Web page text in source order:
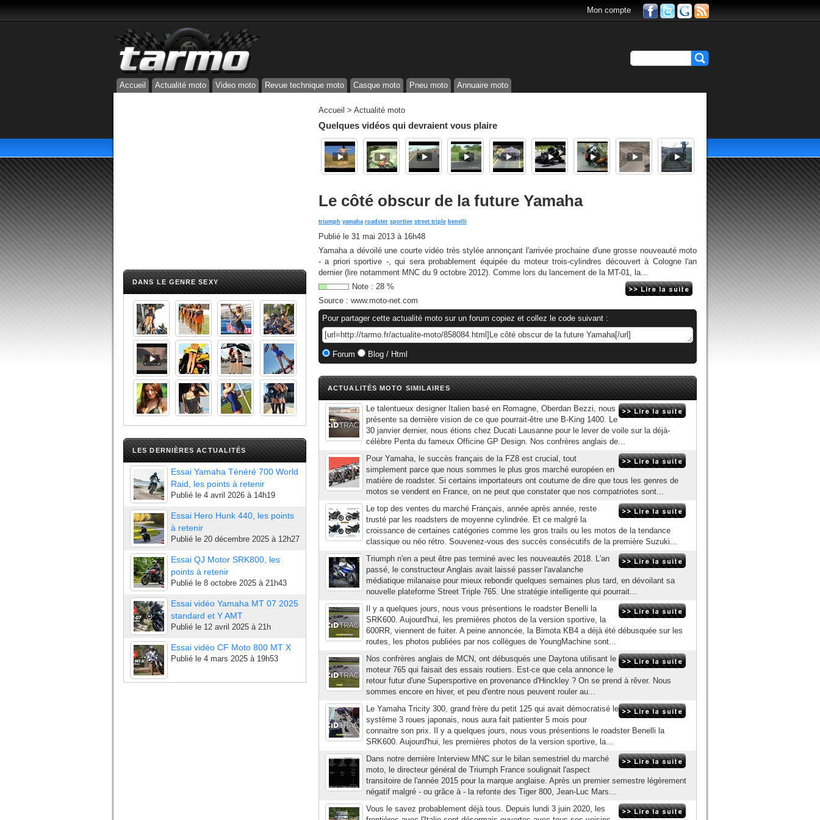
Mon compte
Accueil Actualité moto Video moto Revue technique moto Casque moto Pneu moto Annuaire moto
DANS LE GENRE SEXY
LES DERNIÈRES ACTUALITÉS
Essai Yamaha Ténéré 700 World
Raid, les points à retenir
Publié le 4 avril 2026 à 14h19
Essai Hero Hunk 440, les points
à retenir
Publié le 20 décembre 2025 à 12h27
Essai QJ Motor SRK800, les
points à retenir
Publié le 8 octobre 2025 à 21h43
Essai vidéo Yamaha MT 07 2025
standard et Y AMT
Publié le 12 avril 2025 à 21h
Essai vidéo CF Moto 800 MT X
Publié le 4 mars 2025 à 19h53
Accueil > Actualité moto
Quelques vidéos qui devraient vous plaire
Le côté obscur de la future Yamaha
triumph yamaha roadster sportive street triple benelli
Publié le 31 mai 2013 à 16h48
Yamaha a dévoilé une courte vidéo très stylée annonçant l'arrivée prochaine d'une grosse nouveauté moto
- a priori sportive -, qui sera probablement équipée du moteur trois-cylindres découvert à Cologne l'an
dernier (lire notamment MNC du 9 octobre 2012). Comme lors du lancement de la MT-01, la...
Note : 28 %
Source : www.moto-net.com
Pour partager cette actualité moto sur un forum copiez et collez le code suivant :
Forum Blog / Html
ACTUALITÉS MOTO SIMILAIRES
Le talentueux designer Italien basé en Romagne, Oberdan Bezzi, nous
présente sa dernière vision de ce que pourrait-être une B-King 1400. Le
30 janvier dernier, nous étions chez Ducati Lausanne pour le lever de voile sur la déjà-
célèbre Penta du fameux Officine GP Design. Nos confrères anglais de...
Pour Yamaha, le succès français de la FZ8 est crucial, tout
simplement parce que nous sommes le plus gros marché européen en
matière de roadster. Si certains importateurs ont coutume de dire que tous les genres de
motos se vendent en France, on ne peut que constater que nos compatriotes sont...
Le top des ventes du marché Français, année après année, reste
trusté par les roadsters de moyenne cylindrée. Et ce malgré la
croissance de certaines catégories comme les gros trails ou les motos de la tendance
classique ou néo rétro. Souvenez-vous des succès consécutifs de la première Suzuki...
Triumph n'en a peut être pas terminé avec les nouveautés 2018. L'an
passé, le constructeur Anglais avait laissé passer l'avalanche
médiatique milanaise pour mieux rebondir quelques semaines plus tard, en dévoilant sa
nouvelle plateforme Street Triple 765. Une stratégie intelligente qui pourrait...
Il y a quelques jours, nous vous présentions le roadster Benelli la
SRK600. Aujourd'hui, les premières photos de la version sportive, la
600RR, viennent de fuiter. A peine annoncée, la Bimota KB4 a déjà été débusquée sur les
routes, les photos publiées par nos collègues de YoungMachine sont...
Nos confrères anglais de MCN, ont débusqués une Daytona utilisant le
moteur 765 qui faisait des essais routiers. Est-ce que cela annonce le
retour futur d'une Supersportive en provenance d'Hinckley ? On se prend à rêver. Nous
sommes encore en hiver, et peu d'entre nous peuvent rouler au...
Le Yamaha Tricity 300, grand frère du petit 125 qui avait démocratisé le
système 3 roues japonais, nous aura fait patienter 5 mois pour
connaitre son prix. Il y a quelques jours, nous vous présentions le roadster Benelli la
SRK600. Aujourd'hui, les premières photos de la version sportive, la...
Dans notre dernière Interview MNC sur le bilan semestriel du marché
moto, le directeur général de Triumph France soulignait l'aspect
transitoire de l'année 2015 pour la marque anglaise. Après un premier semestre légèrement
négatif malgré - ou grâce à - la refonte des Tiger 800, Jean-Luc Mars...
Vous le savez probablement déjà tous. Depuis lundi 3 juin 2020, les